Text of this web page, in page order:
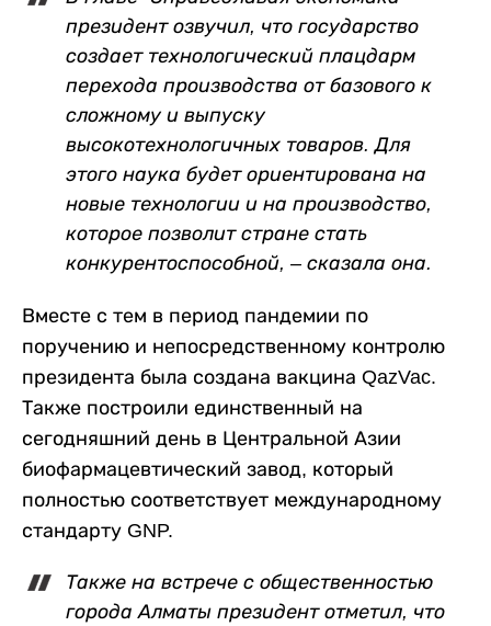
президент озвучил, что государство
создает технологический плацдарм
перехода производства от базового к
сложному и выпуску
высокотехнологичных товаров. Для
этого наука будет ориентирована на
новые технологии и на производство,
которое позволит стране стать
конкурентоспособной, – сказала она.
Вместе с тем в период пандемии по
поручению и непосредственному контролю
президента была создана вакцина QazVac.
Также построили единственный на
сегодняшний день в Центральной Азии
биофармацевтический завод, который
полностью соответствует международному
стандарту GNP.
Также на встрече с общественностью
города Алматы президент отметил, что